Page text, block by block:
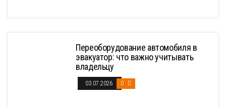
Переоборудование автомобиля в
эвакуатор: что важно учитывать
владельцу
03.07.2026 0